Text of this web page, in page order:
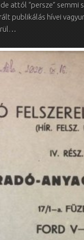
attól “persze” semmi
publikálás hívei